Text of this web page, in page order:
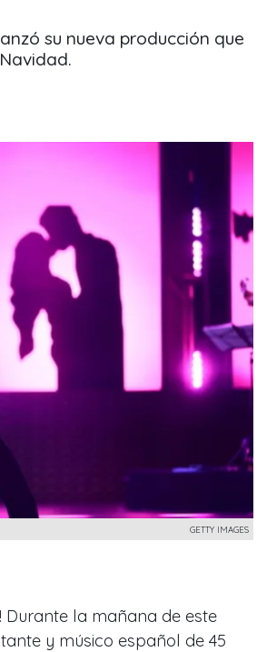
su nueva producción que
GETTY IMAGES
Durante la mañana de este
y músico español de 45